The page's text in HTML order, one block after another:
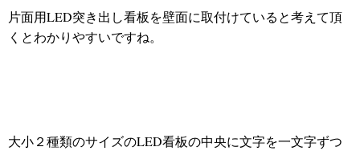
片面用LED突き出し看板を壁面に取付けていると考えて頂
くとわかりやすいですね。
大小２種類のサイズのLED看板の中央に文字を一文字ずつ